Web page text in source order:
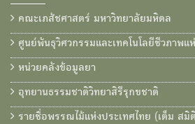
คณะเภสัชศาสตร์ มหาวิทยาลัยมหิดล
ศูนย์พันธุวิศวกรรมและเทคโนโลยีชีวภาพแ
หน่วยคลังข้อมูลยา
อุทยานธรรมชาติวิทยาสิรีรุกขชาติ
รายชื่อพรรณไม้แห่งประเทศไทย (เต็ม สมิ